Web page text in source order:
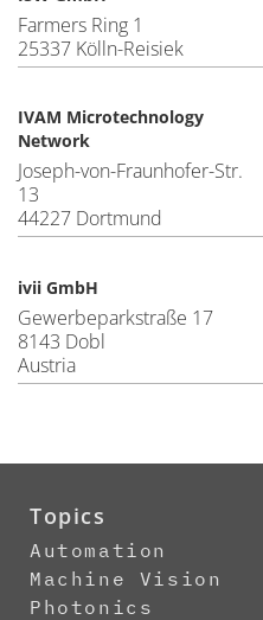
Farmers Ring 1
25337 Kölln-Reisiek
IVAM Microtechnology
Network
Joseph-von-Fraunhofer-Str.
13
44227 Dortmund
ivii GmbH
Gewerbeparkstraße 17
8143 Dobl
Austria
Topics
Automation
Machine Vision
Photonics